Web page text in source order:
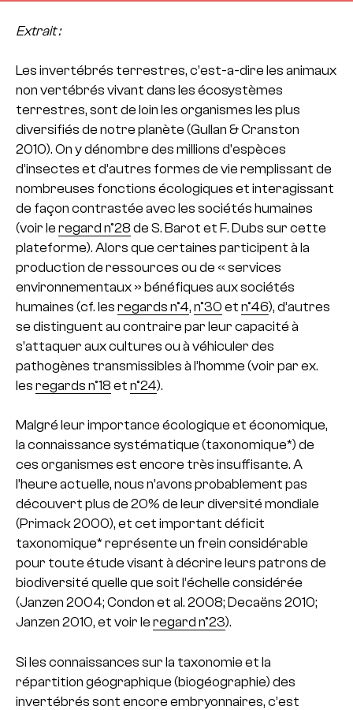
Extrait :
Les invertébrés terrestres, c’est-a-dire les animaux
non vertébrés vivant dans les écosystèmes
terrestres, sont de loin les organismes les plus
diversifiés de notre planète (Gullan & Cranston
2010). On y dénombre des millions d’espèces
d’insectes et d’autres formes de vie remplissant de
nombreuses fonctions écologiques et interagissant
de façon contrastée avec les sociétés humaines
(voir le regard n°28 de S. Barot et F. Dubs sur cette
plateforme). Alors que certaines participent à la
production de ressources ou de « services
environnementaux » bénéfiques aux sociétés
humaines (cf. les regards n°4, n°30 et n°46), d’autres
se distinguent au contraire par leur capacité à
s’attaquer aux cultures ou à véhiculer des
pathogènes transmissibles à l’homme (voir par ex.
les regards n°18 et n°24).
Malgré leur importance écologique et économique,
la connaissance systématique (taxonomique*) de
ces organismes est encore très insuffisante. A
l’heure actuelle, nous n’avons probablement pas
découvert plus de 20% de leur diversité mondiale
(Primack 2000), et cet important déficit
taxonomique* représente un frein considérable
pour toute étude visant à décrire leurs patrons de
biodiversité quelle que soit l’échelle considérée
(Janzen 2004; Condon et al. 2008; Decaëns 2010;
Janzen 2010, et voir le regard n°23).
Si les connaissances sur la taxonomie et la
répartition géographique (biogéographie) des
invertébrés sont encore embryonnaires, c’est